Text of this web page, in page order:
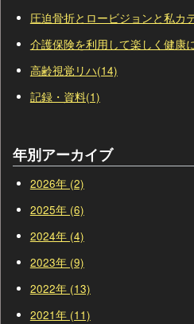
圧迫骨折とロービジョンと私カ
介護保険を利用して楽しく健康
高齢視覚リハ(14)
記録・資料(1)
年別アーカイブ
2026年 (2)
2025年 (6)
2024年 (4)
2023年 (9)
2022年 (13)
2021年 (11)